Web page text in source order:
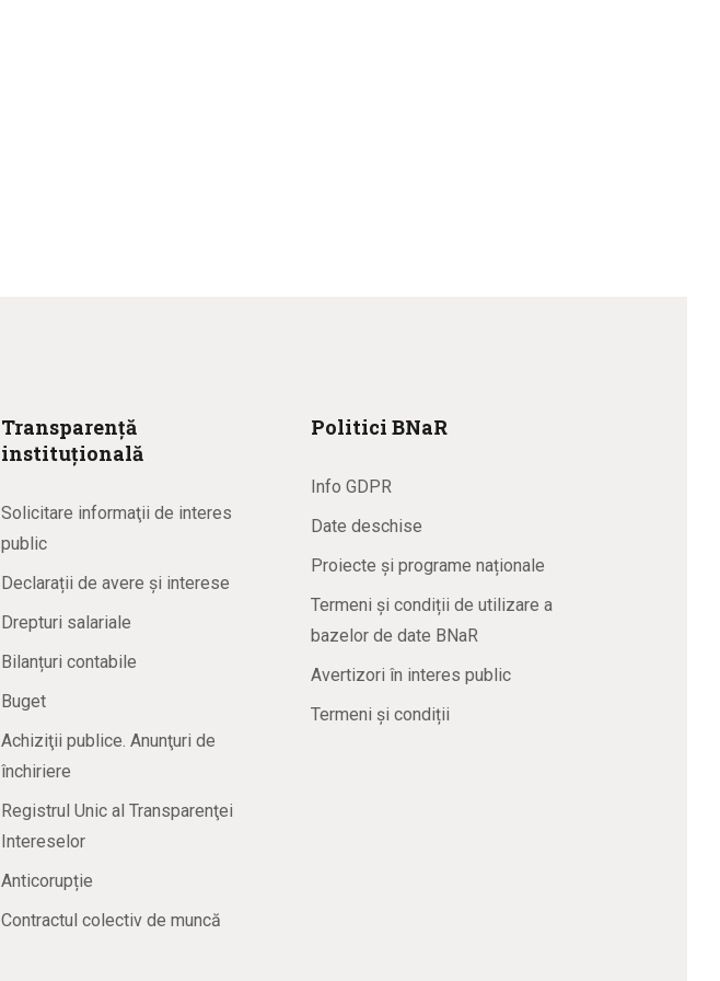
Transparență
instituțională
Solicitare informaţii de interes
public
Declarații de avere și interese
Drepturi salariale
Bilanțuri contabile
Buget
Achiziţii publice. Anunţuri de
închiriere
Registrul Unic al Transparenţei
Intereselor
Anticorupție
Contractul colectiv de muncă
Politici BNaR
Info GDPR
Date deschise
Proiecte și programe naționale
Termeni și condiții de utilizare a
bazelor de date BNaR
Avertizori în interes public
Termeni și condiții